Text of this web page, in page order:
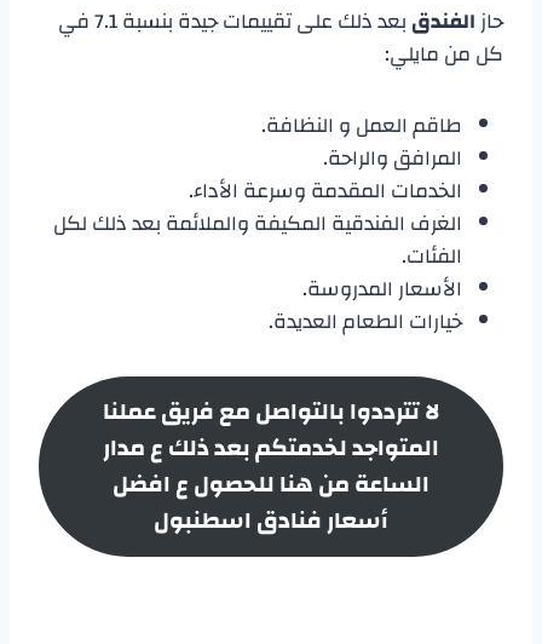
حازالفندق
بعد ذلك على تقييمات جيدة بنسبة 7.1 في
كل من مايلي:
طاقم العمل و النظافة.
المرافق والراحة.
الخدمات المقدمة وسرعة الأداء.
الغرف الفندقية المكيفة والملائمة بعد ذلك لكل
الفئات.
الأسعار المدروسة.
خيارات الطعام العديدة.
لا تترددوا بالتواصل مع فريق عملنا
المتواجد لخدمتكم بعد ذلك ع مدار
الساعة من هنا للحصول ع افضل
أسعارفنادق اسطنبول